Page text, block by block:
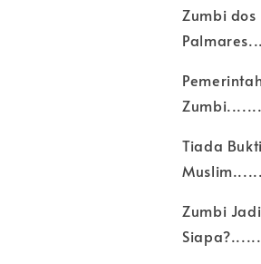
Zumbi dos
Tiada
Zumbi